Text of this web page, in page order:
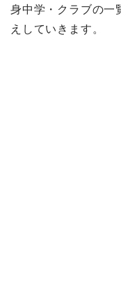
身中学・クラブの一
えしていきます。